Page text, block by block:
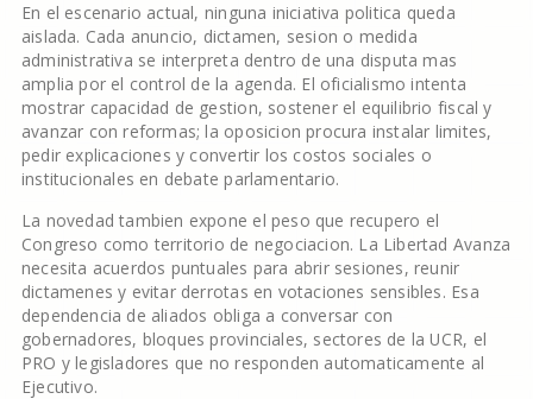
En el escenario actual, ninguna iniciativa politica queda
aislada. Cada anuncio, dictamen, sesion o medida
administrativa se interpreta dentro de una disputa mas
amplia por el control de la agenda. El oficialismo intenta
mostrar capacidad de gestion, sostener el equilibrio fiscal y
avanzar con reformas; la oposicion procura instalar limites,
pedir explicaciones y convertir los costos sociales o
institucionales en debate parlamentario.
La novedad tambien expone el peso que recupero el
Congreso como territorio de negociacion. La Libertad Avanza
necesita acuerdos puntuales para abrir sesiones, reunir
dictamenes y evitar derrotas en votaciones sensibles. Esa
dependencia de aliados obliga a conversar con
gobernadores, bloques provinciales, sectores de la UCR, el
PRO y legisladores que no responden automaticamente al
Ejecutivo.